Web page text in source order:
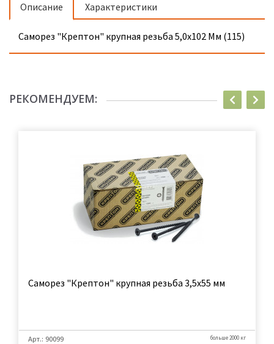
Описание Характеристики
Саморез "Крептон" крупная резьба 5,0х102 Мм (115)
РЕКОМЕНДУЕМ:
Саморез "Крептон" крупная резьба 3,5х55 мм
Арт.: 90099 больше 2000 кг